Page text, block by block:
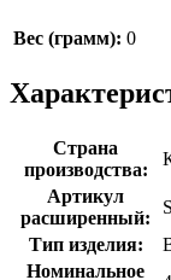
Вес (грамм): 0
Страна
производства:
Артикул
расширенный:
Тип изделия:
Номинальное